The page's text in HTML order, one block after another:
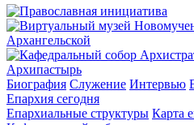
Архипастырь
Биография Служение Интервью
Епархия сегодня
Епархиальные структуры Карта